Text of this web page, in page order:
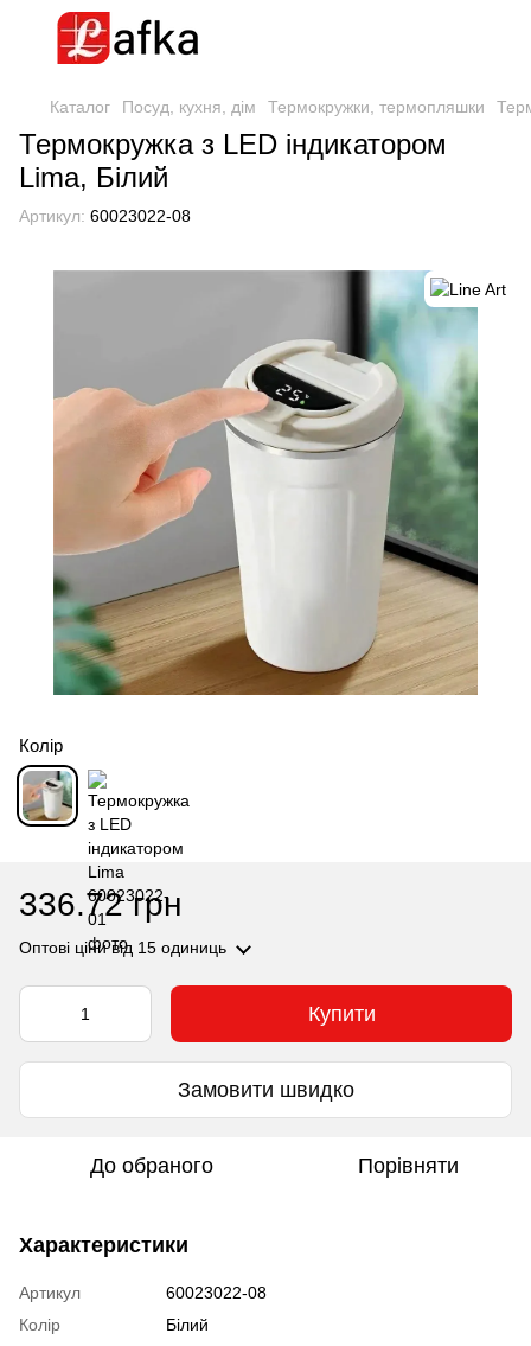
Каталог Посуд, кухня, дім Термокружки, термопляшки
Термокружка з LED індикатором
Lima, Білий
Артикул: 60023022-08
Колір
336.72 грн
Оптові цінивід 15 одиниць
Купити
Замовити швидко
До обраного Порівняти
Характеристики
Артикул
60023022-08
Колір
Білий